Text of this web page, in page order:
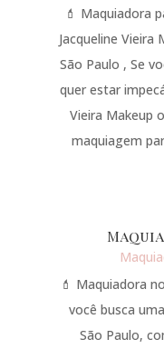
💄 Maquiadora
Jacqueline Vieira
São Paulo , Se
quer estar
Vieira Makeup
maquiagem
💄 Maquiadora
você busca
São Paulo,